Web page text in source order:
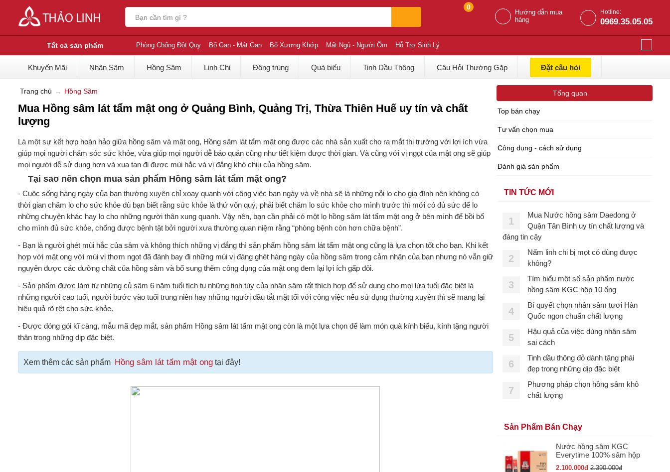
0
Hướng dẫn mua
hàng
Hotline:
0969.35.05.05
Tất cả sản phẩm Phòng Chống Đột Quỵ Bổ Gan - Mát Gan Bổ Xương Khớp Mất Ngủ - Người Ốm Hỗ Trợ Sinh Lý
Khuyến Mãi Nhân Sâm Hồng Sâm Linh Chi Đông trùng Quà biếu Tinh Dầu Thông Câu Hỏi Thường Gặp Đặt câu hỏi
Trang chủ Hồng Sâm
Mua Hồng sâm lát tẩm mật ong ở Quảng Bình, Quảng Trị, Thừa Thiên Huế uy tín và chất
lượng
Là một sự kết hợp hoàn hảo giữa hồng sâm và mật ong, Hồng sâm lát tẩm mật ong được các nhà sản xuất cho ra mắt thị trường với lợi ích vừa
giúp mọi người chăm sóc sức khỏe, vừa giúp mọi người dễ bảo quản cũng như tiết kiệm được thời gian. Và cũng với vị ngọt của mật ong sẽ giúp
mọi người dễ sử dụng hơn và xua tan đi được mùi hắc và vị đắng khó chịu của hồng sâm.
Tại sao nên chọn mua sản phẩm Hồng sâm lát tẩm mật ong?
- Cuộc sống hàng ngày của bạn thường xuyên chỉ xoay quanh với công việc ban ngày và về nhà sẽ là những nỗi lo cho gia đình nên không có
thời gian chăm lo cho sức khỏe dù bạn biết rằng sức khỏe là thứ vốn quý, phải biết chăm lo sức khỏe cho mình trước thì mới có đủ sức để lo
những chuyện khác hay lo cho những người thân xung quanh. Vậy nên, bạn cần phải có một lọ hồng sâm lát tẩm mật ong ở bên mình để bồi bổ
cho mình đủ sức khỏe, chống được bệnh tật bởi người xưa thường quan niệm rằng “phòng bệnh còn hơn chữa bệnh”.
- Bạn là người ghét mùi hắc của sâm và không thích những vị đắng thì sản phẩm hồng sâm lát tẩm mật ong cũng là lựa chọn tốt cho bạn. Khi kết
hợp với mật ong với mùi vị thơm ngọt đã đánh bay đi những mùi vị đáng ghét hàng ngày của hồng sâm trong cảm nhận của bạn nhưng nó vẫn giữ
nguyên được các dưỡng chất của hồng sâm và bổ sung thêm công dụng của mật ong đem lại lợi ích gấp đôi.
- Sản phẩm được làm từ những củ sâm 6 năm tuổi tích tụ những tinh túy của nhân sâm rất thích hợp để sử dụng cho mọi lứa tuổi đặc biệt là
những người cao tuổi, người bước vào tuổi trung niên hay những người đầu tắt mặt tối với công việc nếu sử dụng thường xuyên thì sẽ mang lại
hiệu quả rõ rệt cho sức khỏe.
- Được đóng gói kĩ càng, mẫu mã đẹp mắt, sản phẩm Hồng sâm lát tẩm mật ong còn là một lựa chọn để làm món quà kính biếu, kính tặng người
thân trong những dịp đặc biệt.
Xem thêm các sản phẩm Hồng sâm lát tẩm mật ongtại đây!
Tổng quan
Top bán chạy
Tư vấn chọn mua
Công dụng - cách sử dụng
Đánh giá sản phẩm
TIN TỨC MỚI
1
Mua Nước hồng sâm Daedong ở
Quận Tân Bình uy tín chất lượng và
đáng tin cậy
2
Nấm linh chi bị mọt có dùng được
không?
3
Tìm hiểu một số sản phẩm nước
hồng sâm KGC hộp 10 ống
4
Bí quyết chọn nhân sâm tươi Hàn
Quốc ngon chuẩn chất lượng
5
Hậu quả của việc dùng nhân sâm
sai cách
6
Tinh dầu thông đỏ dành tặng phái
đẹp trong những dịp đặc biệt
7
Phương pháp chọn hồng sâm khô
chất lượng
Sản Phẩm Bán Chạy
Nước hồng sâm KGC
Everytime 100% sâm hộp
30 gói x 10ml
2.100.000đ 2.390.000đ